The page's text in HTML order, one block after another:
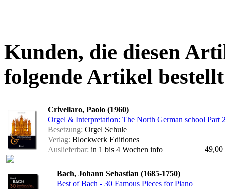
Kunden, die diesen
folgende Artikel
Crivellaro, Paolo (1960)
Orgel & Interpretation: The North German school Part
Besetzung: Orgel Schule
Verlag: Blockwerk Editiones
Auslieferbar: in 1 bis 4 Wochen info 49,00
Bach, Johann Sebastian (1685-1750)
Best of Bach - 30 Famous Pieces for Piano